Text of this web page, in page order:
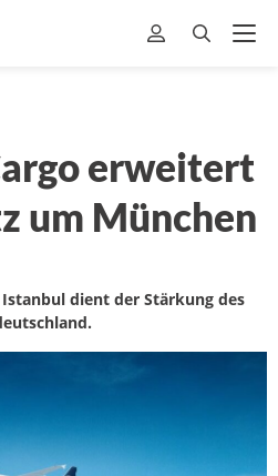
erweitert
um München
dient der Stärkung des